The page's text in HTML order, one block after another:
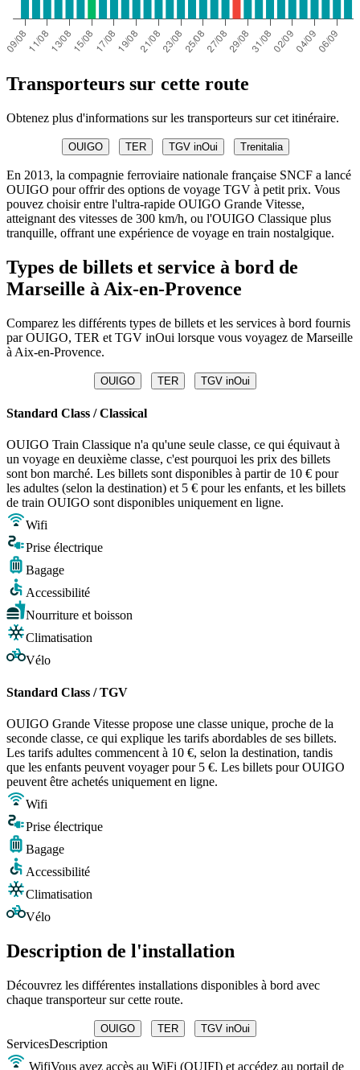
Transporteurs sur cette route
Obtenez plus d'informations sur les transporteurs sur cet itinéraire.
OUIGO TER TGV inOui Trenitalia
En 2013, la compagnie ferroviaire nationale française SNCF a lancé
OUIGO pour offrir des options de voyage TGV à petit prix. Vous
pouvez choisir entre l'ultra-rapide OUIGO Grande Vitesse,
atteignant des vitesses de 300 km/h, ou l'OUIGO Classique plus
tranquille, offrant une expérience de voyage en train nostalgique.
Types de billets et service à bord de
Marseille à Aix-en-Provence
Comparez les différents types de billets et les services à bord fournis
par OUIGO, TER et TGV inOui lorsque vous voyagez de Marseille
à Aix-en-Provence.
OUIGO TER TGV inOui
Standard Class / Classical
OUIGO Train Classique n'a qu'une seule classe, ce qui équivaut à
un voyage en deuxième classe, c'est pourquoi les prix des billets
sont bon marché. Les billets sont disponibles à partir de 10 € pour
les adultes (selon la destination) et 5 € pour les enfants, et les billets
de train OUIGO sont disponibles uniquement en ligne.
Wifi
Prise électrique
Bagage
Accessibilité
Nourriture et boisson
Climatisation
Vélo
Standard Class / TGV
OUIGO Grande Vitesse propose une classe unique, proche de la
seconde classe, ce qui explique les tarifs abordables de ses billets.
Les tarifs adultes commencent à 10 €, selon la destination, tandis
que les enfants peuvent voyager pour 5 €. Les billets pour OUIGO
peuvent être achetés uniquement en ligne.
Wifi
Prise électrique
Bagage
Accessibilité
Climatisation
Vélo
Description de l'installation
Découvrez les différentes installations disponibles à bord avec
chaque transporteur sur cette route.
OUIGO TER TGV inOui
ServicesDescription
WifiVous avez accès au WiFi (OUIFI) et accédez au portail de